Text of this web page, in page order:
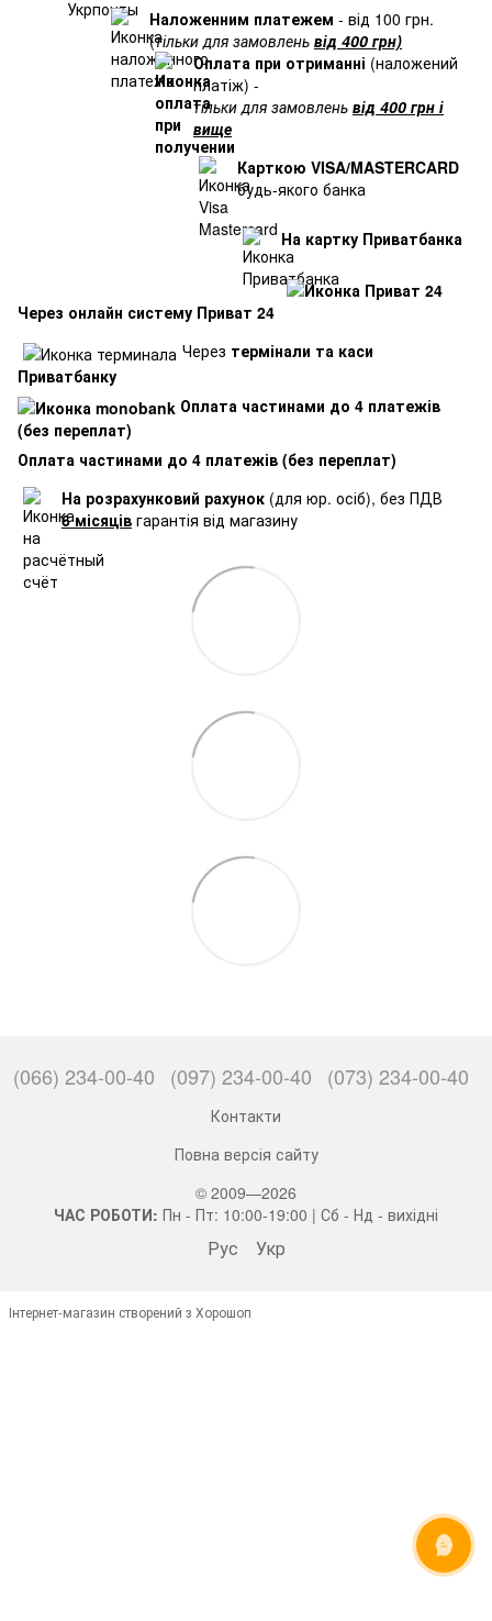
Наложенним платежем - від 100 грн.
(тільки для замовлень від 400 грн)
Оплата при отриманні (наложений
платіж) -
тільки для замовлень від 400 грн і
вище
Карткою VISA/MASTERCARD
будь-якого банка
На картку Приватбанка
Через онлайн систему Приват 24
Через термінали та каси
Приватбанку
Оплата частинами до 4 платежів
(без переплат)
Оплата частинами до 4 платежів (без переплат)
На розрахунковий рахунок (для юр. осіб), без ПДВ
6 місяців гарантія від магазину
(066) 234-00-40 (097) 234-00-40 (073) 234-00-40
Контакти
Повна версія сайту
© 2009—2026
ЧАС РОБОТИ: Пн - Пт: 10:00-19:00 | Сб - Нд - вихідні
Рус Укр
Інтернет-магазин створений з Хорошоп
ОНЛАЙН ЧАТ